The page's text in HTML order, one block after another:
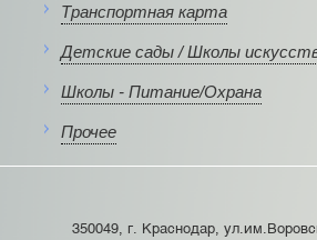
Транспортная карта
Детские сады / Школы
Школы - Питание/Охрана
Прочее
350049, г. Краснодар,